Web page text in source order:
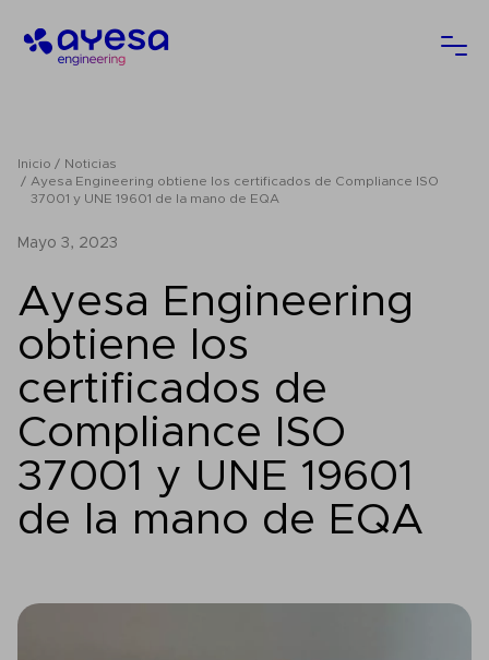
Ayesa
Inicio
Noticias
Ayesa Engineering obtiene los certificados de Compliance ISO
37001 y UNE 19601 de la mano de EQA
mayo 3, 2023
Ayesa Engineering
obtiene los
certificados de
Compliance ISO
37001 y UNE 19601
de la mano de EQA